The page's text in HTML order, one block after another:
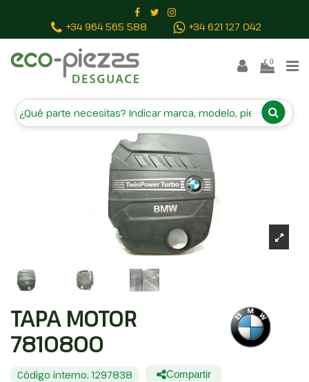
+34 964 565 588 +34 621 127 042
0
TAPA MOTOR 7810800
TAPA MOTOR
7810800
Código interno: 1297838 Compartir